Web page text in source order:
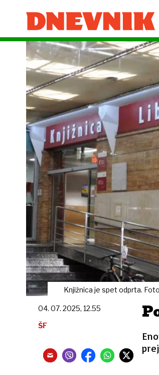
Knjižnica je spet odprta.
04. 07. 2025, 12.55
ŠF